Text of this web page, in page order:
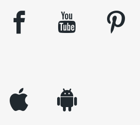
facebook youtube pinterest
appleinc android